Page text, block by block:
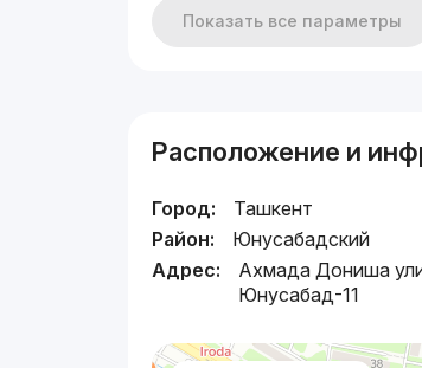
Показать все параметры
Расположение и
Город:
Ташкент
Район:
Юнусабадский
Адрес:
Ахмада Дониша
Юнусабад-11